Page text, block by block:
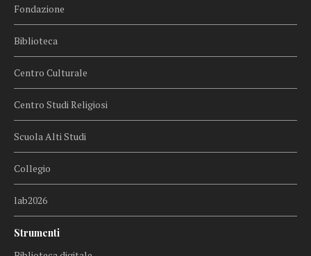
Fondazione
Biblioteca
Centro Culturale
Centro Studi Religiosi
Scuola Alti Studi
Collegio
lab2026
Strumenti